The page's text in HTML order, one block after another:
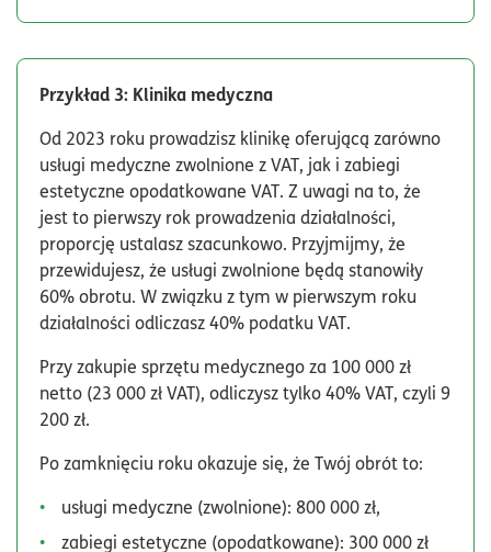
Przykład 3: Klinika medyczna
Od 2023 roku prowadzisz klinikę oferującą zarówno
usługi medyczne zwolnione z VAT, jak i zabiegi
estetyczne opodatkowane VAT. Z uwagi na to, że
jest to pierwszy rok prowadzenia działalności,
proporcję ustalasz szacunkowo. Przyjmijmy, że
przewidujesz, że usługi zwolnione będą stanowiły
60% obrotu. W związku z tym w pierwszym roku
działalności odliczasz 40% podatku VAT.
Przy zakupie sprzętu medycznego za 100 000 zł
netto (23 000 zł VAT), odliczysz tylko 40% VAT, czyli 9
200 zł.
Po zamknięciu roku okazuje się, że Twój obrót to:
usługi medyczne (zwolnione): 800 000 zł,
zabiegi estetyczne (opodatkowane): 300 000 zł